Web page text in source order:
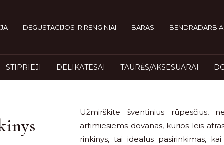
DEGUSTACIJOS IR RENGINIAI BARAS
STIPRIEJI DELIKATESAI TAURĖS/AKSESUARAI
Užmirškite šventinius rūpesčius,
artimiesiems dovanas, kurios leis
rinkinys, tai idealus pasirinkimas,